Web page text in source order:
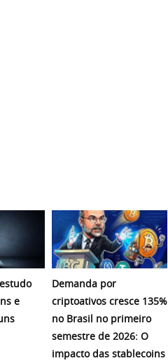
e
Demanda por
criptoativos cresce 135%
no Brasil no primeiro
semestre de 2026: O
impacto das stablecoins